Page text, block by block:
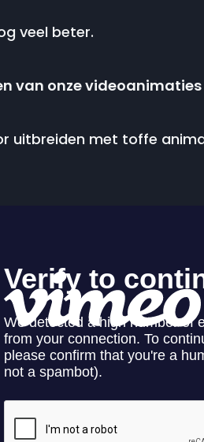
veel beter.
van onze videoanimaties
uitbreiden met toffe